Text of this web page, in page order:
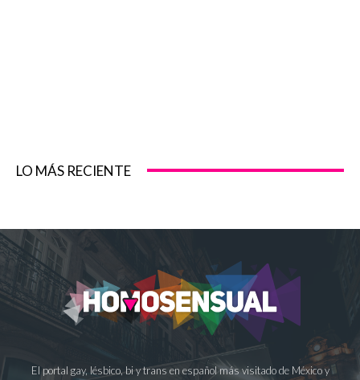
LO MÁS RECIENTE
El portal gay, lésbico, bi y trans en español más visitado de México y